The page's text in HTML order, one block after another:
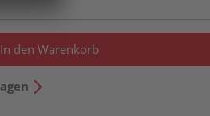
In den Warenkorb